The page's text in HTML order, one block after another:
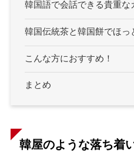
韓国語で会話できる貴重な
韓国伝統茶と韓国餅でほっ
こんな方におすすめ！
まとめ
韓屋のような落ち着